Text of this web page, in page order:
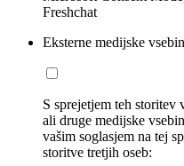
Freshchat
Eksterne medijske
S sprejetjem teh storitev
ali druge medijske
vašim soglasjem na tej
storitve tretjih oseb: